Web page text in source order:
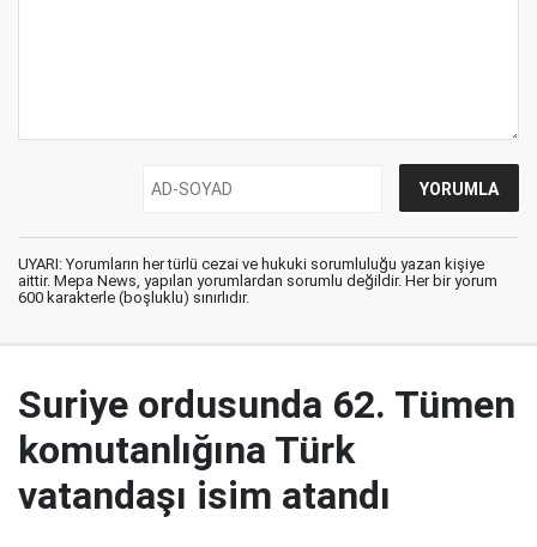
UYARI: Yorumların her türlü cezai ve hukuki sorumluluğu yazan kişiye
aittir. Mepa News, yapılan yorumlardan sorumlu değildir. Her bir yorum
600 karakterle (boşluklu) sınırlıdır.
Suriye ordusunda 62. Tümen
komutanlığına Türk
vatandaşı isim atandı